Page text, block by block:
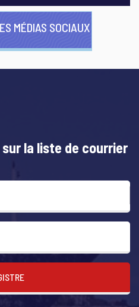
MÉDIAS SOCIAUX
sur la liste de courrier